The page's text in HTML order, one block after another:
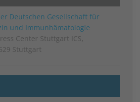
Deutschen Gesellschaft für
und Immunhämatologie
Center Stuttgart ICS,
Stuttgart